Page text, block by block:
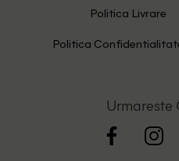
Politica Livrare
Politica
Urmareste